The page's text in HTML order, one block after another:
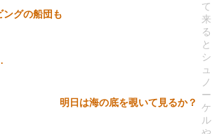
て
来
る
と
シ
ュ
ノ
ー
ケ
ル
明日は海の底を覗いて見るか？
ングの船団も